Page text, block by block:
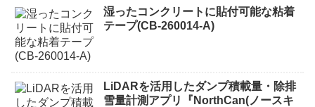
湿ったコンクリートに貼付可能な粘着
テープ(CB-260014-A)
LiDARを活用したダンプ積載量・除排
雪量計測アプリ『NorthCan(ノースキ